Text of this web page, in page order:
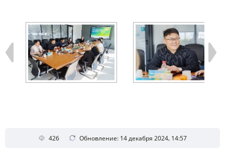
426 Обновление: 14 декабря 2024, 14:57